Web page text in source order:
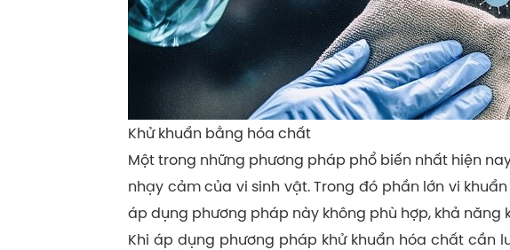
Khử khuẩn bằng hóa chất
Một trong những phương pháp phổ biến nhất hiện
nhạy cảm của vi sinh vật. Trong đó phần lớn vi
áp dụng phương pháp này không phù hợp, khả năng
Khi áp dụng phương pháp khử khuẩn hóa chất cần